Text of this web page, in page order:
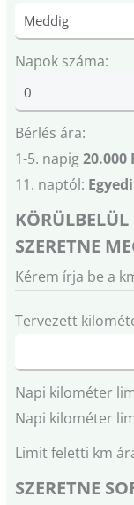
Napok száma:
Bérlés ára:
1-5. napig
11. naptól:
SZERETNE
Kérem írja be a
Tervezett
Napi kilométer
Napi kilométer
Limit feletti km
SZERETNE